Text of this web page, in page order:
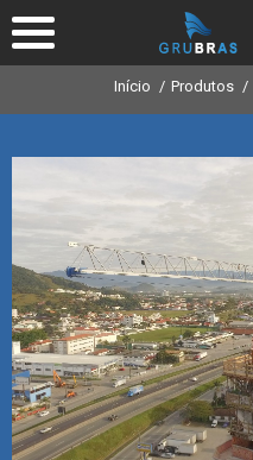
Início Produtos